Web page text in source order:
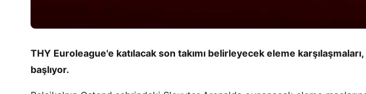
THY Euroleague'e katılacak son takımı belirleyecek eleme
başlıyor.